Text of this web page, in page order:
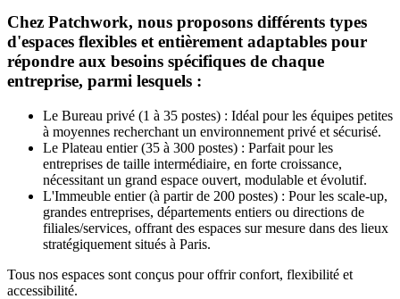
Chez Patchwork, nous proposons différents types
d'espaces flexibles et entièrement adaptables pour
répondre aux besoins spécifiques de chaque
entreprise, parmi lesquels :
Le Bureau privé (1 à 35 postes) : Idéal pour les équipes petites
à moyennes recherchant un environnement privé et sécurisé.
Le Plateau entier (35 à 300 postes) : Parfait pour les
entreprises de taille intermédiaire, en forte croissance,
nécessitant un grand espace ouvert, modulable et évolutif.
L'Immeuble entier (à partir de 200 postes) : Pour les scale-up,
grandes entreprises, départements entiers ou directions de
filiales/services, offrant des espaces sur mesure dans des lieux
stratégiquement situés à Paris.
Tous nos espaces sont conçus pour offrir confort, flexibilité et
accessibilité.